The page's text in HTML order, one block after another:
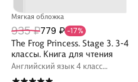
Мягкая обложка
935 ₽779 ₽ -17%
The Frog Princess. Stage 3. 3-4
классы. Книга для чтения
Английский язык 4 класс
задания